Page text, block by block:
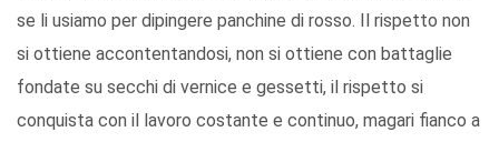
se li usiamo per dipingere panchine di rosso. Il rispetto non
si ottiene accontentandosi, non si ottiene con battaglie
fondate su secchi di vernice e gessetti, il rispetto si
conquista con il lavoro costante e continuo, magari fianco a